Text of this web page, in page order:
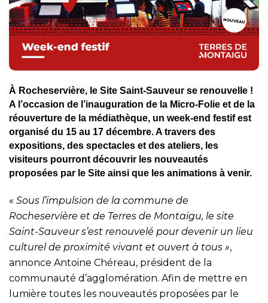
À Rocheservière, le Site Saint-Sauveur se renouvelle !
A l’occasion de l’inauguration de la Micro-Folie et de la
réouverture de la médiathèque, un week-end festif est
organisé du 15 au 17 décembre. A travers des
expositions, des spectacles et des ateliers, les
visiteurs pourront découvrir les nouveautés
proposées par le Site ainsi que les animations à venir.
« Sous l’impulsion de la commune de
Rocheservière et de Terres de Montaigu, le site
Saint-Sauveur s’est renouvelé pour devenir un lieu
culturel de proximité vivant et ouvert à tous »,
annonce Antoine Chéreau, président de la
communauté d’agglomération. Afin de mettre en
lumière toutes les nouveautés proposées par le